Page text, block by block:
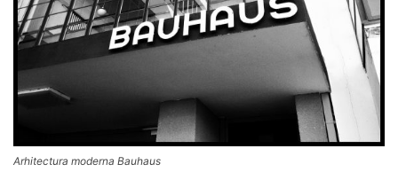
Arhitectura moderna Bauhaus